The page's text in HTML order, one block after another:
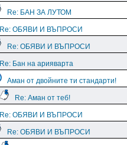
Re: БАН ЗА ЛУТОМ
Re: ОБЯВИ И ВЪПРОСИ
Re: ОБЯВИ И ВЪПРОСИ
Re: Бан на арияварта
Аман от двойните ти стандарти!
Re: Аман от теб!
Re: ОБЯВИ И ВЪПРОСИ
Re: ОБЯВИ И ВЪПРОСИ